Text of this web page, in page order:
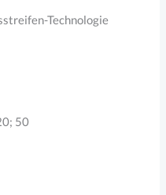
Technologie
50